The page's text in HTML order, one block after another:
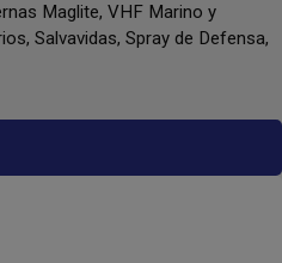
Maglite, VHF Marino y
Salvavidas, Spray de Defensa,